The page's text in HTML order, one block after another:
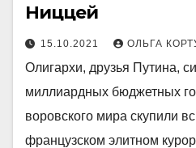
Ниццей
15.10.2021 ОЛЬГА
Олигархи, друзья Путина,
миллиардных бюджетных
воровского мира скупили
французском элитном